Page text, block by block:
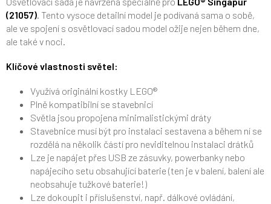
(21057). Tento vysoce detailní model je podívaná sama o sobě,
ale ve spojení s osvětlovací sadou model ožije nejen během dne,
ale také v noci.
Klíčové vlastnosti světel:
Využívá originální kostky LEGO®
Plně kompatibilní se stavebnicí
Světla jsou propojena minimalistickými dráty
Stavebnice musí být pro instalaci sestavena a během ní se
rozdělá na několik částí pro neviditelnou instalaci drátků
Lze je napájet přes USB ze zásuvky, powerbanky nebo
napájecího setu obsahující baterie (ten je v balení, balení ale
neobsahuje tužkové baterie!)
Lze dokoupit i příslušenství, např. dálkové ovládání,